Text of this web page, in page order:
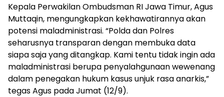
Kepala Perwakilan Ombudsman RI Jawa Timur, Agus
Muttaqin, mengungkapkan kekhawatirannya akan
potensi maladministrasi. “Polda dan Polres
seharusnya transparan dengan membuka data
siapa saja yang ditangkap. Kami tentu tidak ingin ada
maladministrasi berupa penyalahgunaan wewenang
dalam penegakan hukum kasus unjuk rasa anarkis,”
tegas Agus pada Jumat (12/9).